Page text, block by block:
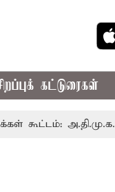
கட்டுரைகள்
அ.தி.மு.க.,